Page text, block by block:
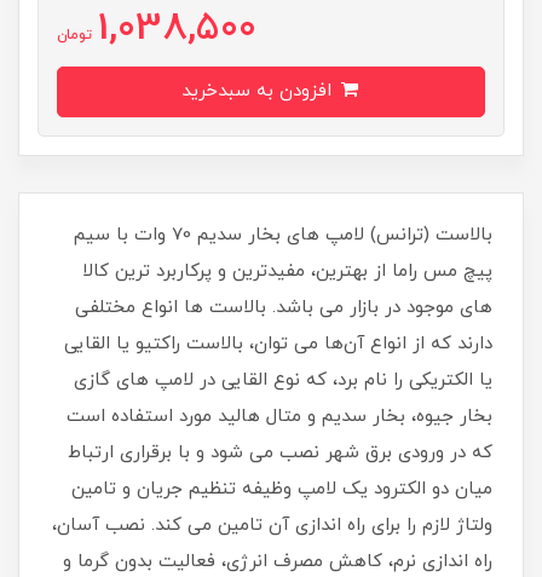
1,038,500 تومان
بالاست (ترانس) لامپ های بخار سدیم 70 وات با سیم
پیچ مس راما از بهترین، مفیدترین و پرکاربرد ترین کالا
های موجود در بازار می باشد. بالاست ها انواع مختلفی
دارند که از انواع آن‌ها می توان، بالاست راکتیو یا القایی
یا الکتریکی را نام برد، که نوع القایی در لامپ های گازی
بخار جیوه، بخار سدیم و متال هالید مورد استفاده است
که در ورودی برق شهر نصب می شود و با برقراری ارتباط
میان دو الکترود یک لامپ وظیفه تنظیم جریان و تامین
ولتاژ لازم را برای راه اندازی آن تامین می کند. نصب آسان،
راه اندازی نرم، کاهش مصرف انرژی، فعالیت بدون گرما و